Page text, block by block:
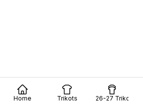
Home Trikots 26-27 Trikots